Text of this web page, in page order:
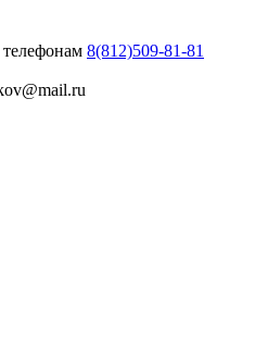
8(812)509-81-81